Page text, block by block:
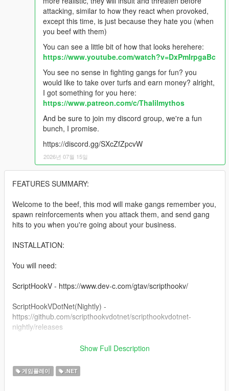
attacking, similar to how they react when provoked,
except this time, is just because they hate you (when
you beef with them)
You can see a little bit of how that looks herehere:
https://www.youtube.com/watch?v=DxPmIrpgaBc
You see no sense in fighting gangs for fun? you
would like to take over turfs and earn money? alright,
I got something for you here:
https://www.patreon.com/c/Thalilmythos
And be sure to join my discord group, we're a fun
bunch, I promise.
https://discord.gg/SXcZfZpcvW
2026년 07월 15일
FEATURES SUMMARY:
Welcome to the beef, this mod will make gangs remember you,
spawn reinforcements when you attack them, and send gang
hits to you when you're going about your business.
INSTALLATION:
You will need:
ScriptHookV - https://www.dev-c.com/gtav/scripthookv/
ScriptHookVDotNet(Nightly) -
https://github.com/scripthookvdotnet/scripthookvdotnet-
nightly/releases
For my mod, just drag and drop the files from the Zip scripts
MOD SETTINGS:
Show Full Description
게임플레이 .NET